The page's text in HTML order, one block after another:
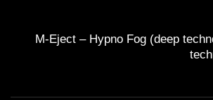
M-Eject – Hypno Fog (deep